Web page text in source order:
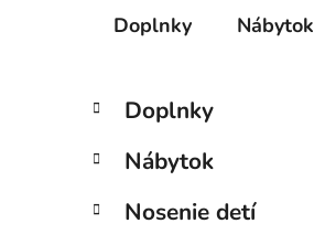
Doplnky Nábytok
B
č
ý
Preskočiť
kategórie
K
a
e
ó
Doplnky
Nábytok
Nosenie detí